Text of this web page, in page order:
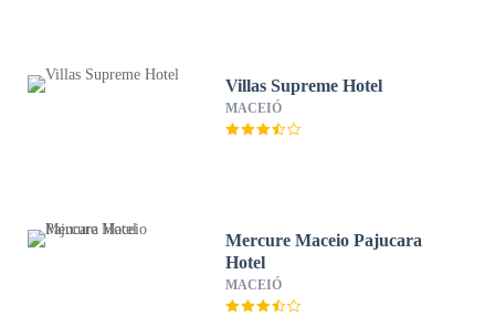
Villas Supreme Hotel
MACEIÓ
Mercure Maceio Pajucara
Hotel
MACEIÓ